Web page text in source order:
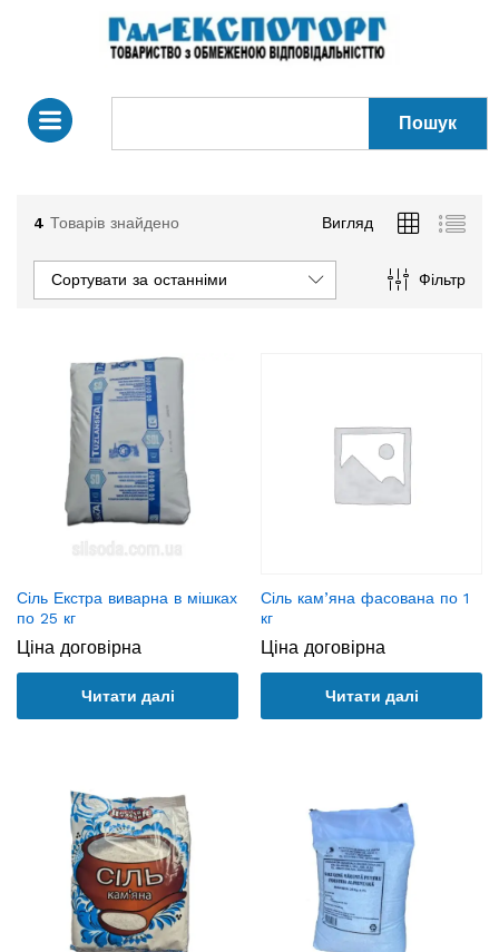
Пошук
4 Товарів знайдено Вигляд
Фільтр
Сортувати за останніми
Сіль Екстра виварна в мішках
по 25 кг
Ціна договірна
Читати далі
Сіль кам’яна фасована по 1
кг
Ціна договірна
Читати далі